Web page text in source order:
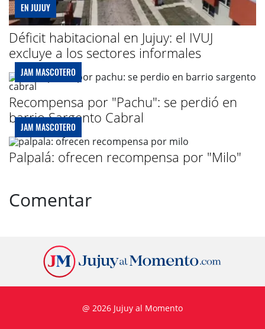
EN JUJUY
Déficit habitacional en Jujuy: el IVUJ
excluye a los sectores informales
JAM MASCOTERO
Recompensa por "Pachu": se perdió en
barrio Sargento Cabral
JAM MASCOTERO
Palpalá: ofrecen recompensa por "Milo"
Comentar
@ 2026 Jujuy al Momento